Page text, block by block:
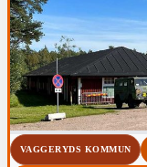
VAGGERYDS KOMMUN